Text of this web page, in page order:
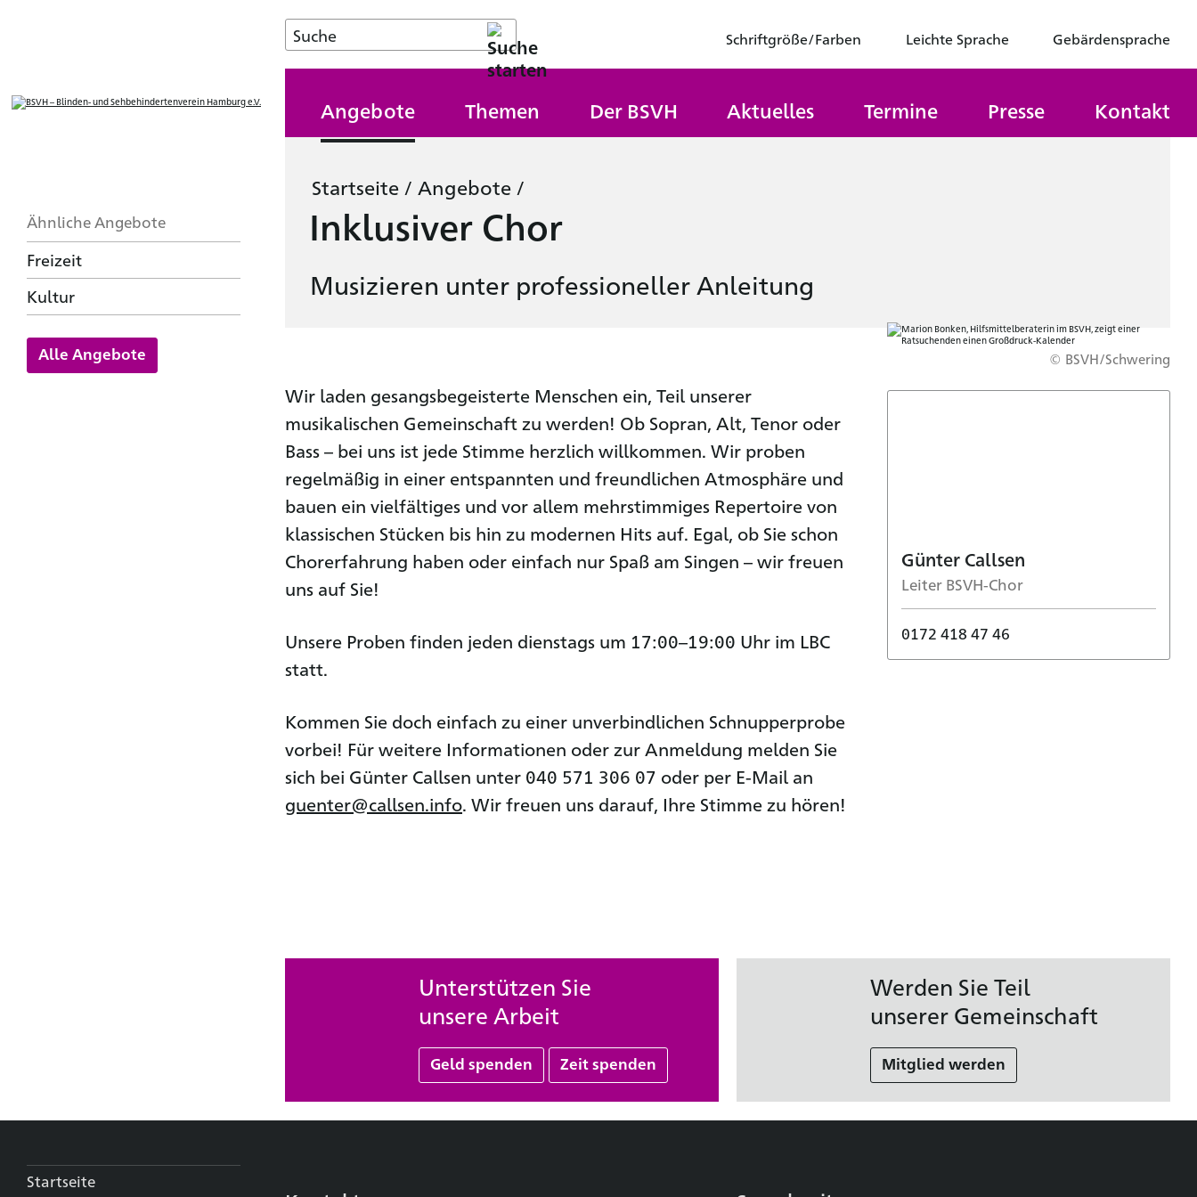
Schriftgröße/Farben Leichte Sprache Gebärdensprache
Angebote Themen Der BSVH Aktuelles Termine Presse Kontakt
Ähnliche Angebote
Freizeit
Kultur
Alle Angebote
Startseite / Angebote /
Inklusiver Chor
Musizieren unter professioneller Anleitung
© BSVH/Schwering
Wir laden gesangsbegeisterte Menschen ein, Teil unserer
musikalischen Gemeinschaft zu werden! Ob Sopran, Alt, Tenor oder
Bass – bei uns ist jede Stimme herzlich willkommen. Wir proben
regelmäßig in einer entspannten und freundlichen Atmosphäre und
bauen ein vielfältiges und vor allem mehrstimmiges Repertoire von
klassischen Stücken bis hin zu modernen Hits auf. Egal, ob Sie schon
Chorerfahrung haben oder einfach nur Spaß am Singen – wir freuen
uns auf Sie!
Unsere Proben finden jeden dienstags um 17:00–19:00 Uhr im LBC
statt.
Kommen Sie doch einfach zu einer unverbindlichen Schnupperprobe
vorbei! Für weitere Informationen oder zur Anmeldung melden Sie
sich bei Günter Callsen unter 040 571 306 07 oder per E-Mail an
guenter@callsen.info. Wir freuen uns darauf, Ihre Stimme zu hören!
Günter Callsen
Leiter BSVH-Chor
0172 418 47 46
Unterstützen Sie
unsere Arbeit
Geld spenden Zeit spenden
Werden Sie Teil
unserer Gemeinschaft
Mitglied werden
Startseite